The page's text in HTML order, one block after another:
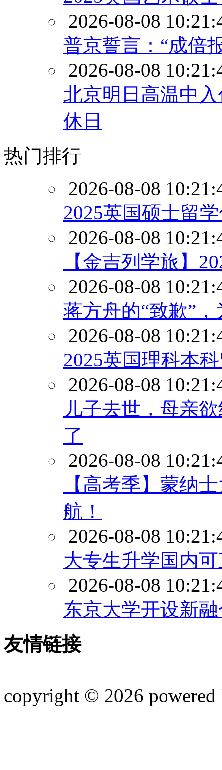
2026-08-08
普京誓言：“成倍
2026-08-08
北京明日高温中
休日
热门排行
2026-08-08
2025英国硕士留
2026-08-08
【金吉列学旅】
2026-08-08
蒋方舟的“致歉”
2026-08-08
2025英国理科本
2026-08-08
儿子去世，母亲
了
2026-08-08
【高考季】蒙纳
航！
2026-08-08
大专生升学国内
2026-08-08
东京大学开设新
友情链接
copyright © 2026